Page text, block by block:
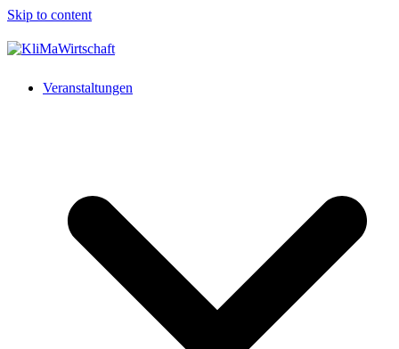
Skip to content
Veranstaltungen